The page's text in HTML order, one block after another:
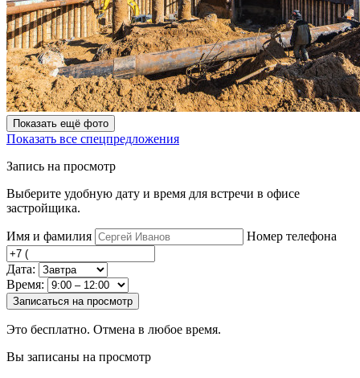
Показать ещё фото
Показать все спецпредложения
Запись на просмотр
Выберите удобную дату и время для встречи в офисе
застройщика.
Имя и фамилия Номер телефона
Дата:
Время:
Записаться на просмотр
Это бесплатно. Отмена в любое время.
Вы записаны на просмотр